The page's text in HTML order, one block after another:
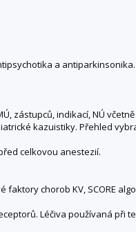
a antiparkinsonika.
zástupců, indikací, NÚ
kazuistiky. Přehled
celkovou anestezií.
chorob KV, SCORE
Léčiva používaná při